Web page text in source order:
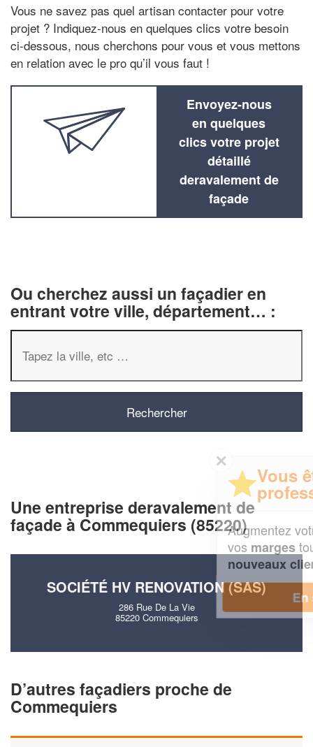
Vous ne savez pas quel artisan contacter pour votre
projet ? Indiquez-nous en quelques clics votre besoin
ci-dessous, nous cherchons pour vous et vous mettons
en relation avec le pro qu’il vous faut !
Envoyez-nous
en quelques
clics votre projet
détaillé
deravalement de
façade
Ou cherchez aussi un façadier en
entrant votre ville, département… :
Une entreprise deravalement de
façade à Commequiers (85220)
SOCIÉTÉ HV RENOVATION (SAS)
286 Rue De La Vie
85220 Commequiers
D’autres façadiers proche de
Commequiers
professionnel ?
Augmentez votre chiffre d'affaireset
tout en gagnant de
En savoir plus